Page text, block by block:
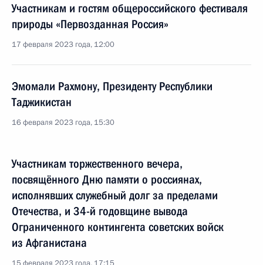
Участникам и гостям общероссийского фестиваля
природы «Первозданная Россия»
17 февраля 2023 года, 12:00
Эмомали Рахмону, Президенту Республики
Таджикистан
16 февраля 2023 года, 15:30
Участникам торжественного вечера,
посвящённого Дню памяти о россиянах,
исполнявших служебный долг за пределами
Отечества, и 34-й годовщине вывода
Ограниченного контингента советских войск
из Афганистана